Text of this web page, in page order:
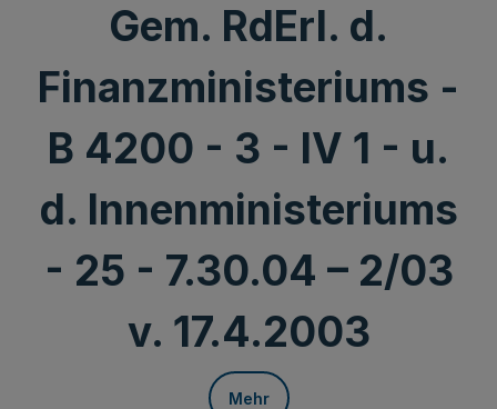
Gem. RdErl. d.
Finanzministeriums -
B 4200 - 3 - IV 1 - u.
d. Innenministeriums
- 25 - 7.30.04 – 2/03
v. 17.4.2003
Mehr